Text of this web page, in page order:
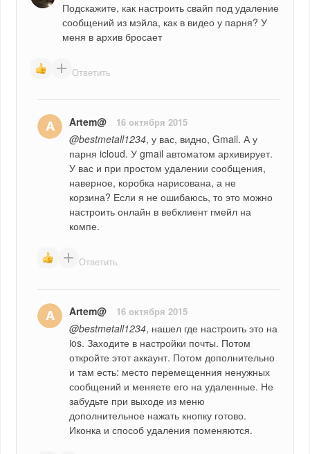
Подскажите, как настроить свайп под удаление
сообщений из мэйла, как в видео у парня? У
меня в архив бросает
Ответить
Artem@ 16 октября 2015
@bestmetall1234, у вас, видно, Gmail. А у
парня icloud. У gmail автоматом архивирует.
У вас и при простом удалении сообщения,
наверное, коробка нарисована, а не
корзина? Если я не ошибаюсь, то это можно
настроить онлайн в вебклиент гмейл на
компе.
Ответить
Artem@ 16 октября 2015
@bestmetall1234, нашел где настроить это на
ios. Заходите в настройки почты. Потом
откройте этот аккаунт. Потом дополнительно
и там есть: место перемещенния ненужных
сообщений и меняете его на удаленные. Не
забудьте при выходе из меню
дополнительное нажать кнопку готово.
Иконка и способ удаления поменяются.